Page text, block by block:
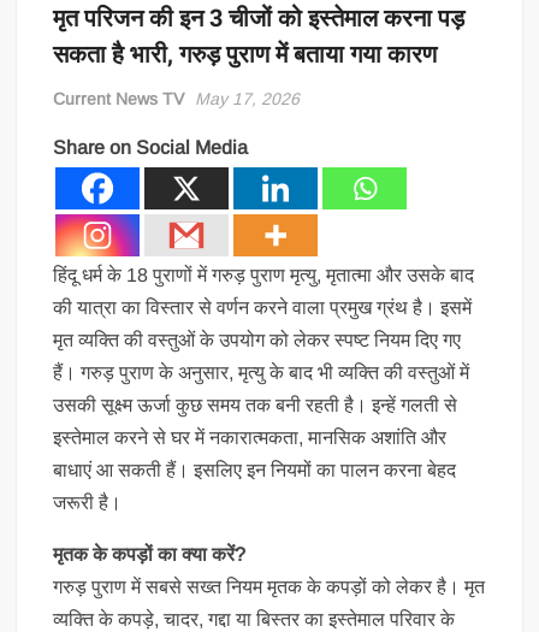
मृत परिजन की इन 3 चीजों को इस्तेमाल करना पड़
सकता है भारी, गरुड़ पुराण में बताया गया कारण
Current News TV May 17, 2026
Share on Social Media
हिंदू धर्म के 18 पुराणों में गरुड़ पुराण मृत्यु, मृतात्मा और उसके बाद
की यात्रा का विस्तार से वर्णन करने वाला प्रमुख ग्रंथ है। इसमें
मृत व्यक्ति की वस्तुओं के उपयोग को लेकर स्पष्ट नियम दिए गए
हैं। गरुड़ पुराण के अनुसार, मृत्यु के बाद भी व्यक्ति की वस्तुओं में
उसकी सूक्ष्म ऊर्जा कुछ समय तक बनी रहती है। इन्हें गलती से
इस्तेमाल करने से घर में नकारात्मकता, मानसिक अशांति और
बाधाएं आ सकती हैं। इसलिए इन नियमों का पालन करना बेहद
जरूरी है।
मृतक के कपड़ों का क्या करें?
गरुड़ पुराण में सबसे सख्त नियम मृतक के कपड़ों को लेकर है। मृत
व्यक्ति के कपड़े, चादर, गद्दा या बिस्तर का इस्तेमाल परिवार के